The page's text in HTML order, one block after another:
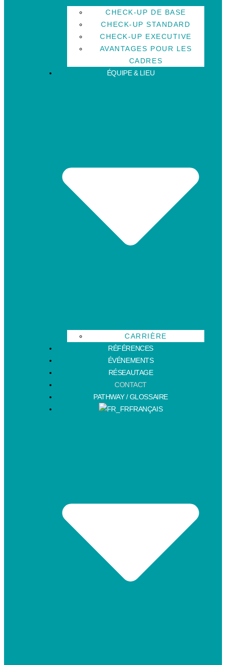
CHECK-UP DE BASE
CHECK-UP STANDARD
CHECK-UP EXECUTIVE
AVANTAGES POUR LES
CADRES
ÉQUIPE & LIEU
CARRIÈRE
RÉFÉRENCES
ÉVÉNEMENTS
RÉSEAUTAGE
CONTACT
PATHWAY / GLOSSAIRE
FRANÇAIS